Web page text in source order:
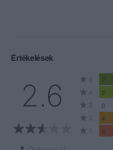
Értékelések
2.6 5 2
4 2
3 0
2 4
1 3